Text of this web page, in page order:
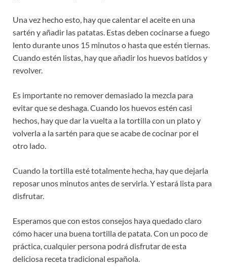
Una vez hecho esto, hay que calentar el aceite en una
sartén y añadir las patatas. Estas deben cocinarse a fuego
lento durante unos 15 minutos o hasta que estén tiernas.
Cuando estén listas, hay que añadir los huevos batidos y
revolver.
Es importante no remover demasiado la mezcla para
evitar que se deshaga. Cuando los huevos estén casi
hechos, hay que dar la vuelta a la tortilla con un plato y
volverla a la sartén para que se acabe de cocinar por el
otro lado.
Cuando la tortilla esté totalmente hecha, hay que dejarla
reposar unos minutos antes de servirla. Y estará lista para
disfrutar.
Esperamos que con estos consejos haya quedado claro
cómo hacer una buena tortilla de patata. Con un poco de
práctica, cualquier persona podrá disfrutar de esta
deliciosa receta tradicional española.